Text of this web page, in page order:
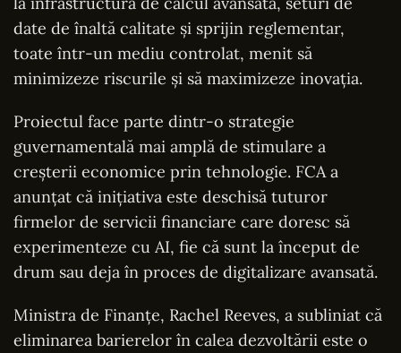
date de înaltă calitate și sprijin reglementar,
toate într-un mediu controlat, menit să
minimizeze riscurile și să maximizeze inovația.
Proiectul face parte dintr-o strategie
guvernamentală mai amplă de stimulare a
creșterii economice prin tehnologie. FCA a
anunțat că inițiativa este deschisă tuturor
firmelor de servicii financiare care doresc să
experimenteze cu AI, fie că sunt la început de
drum sau deja în proces de digitalizare avansată.
Ministra de Finanțe, Rachel Reeves, a subliniat că
eliminarea barierelor în calea dezvoltării este o